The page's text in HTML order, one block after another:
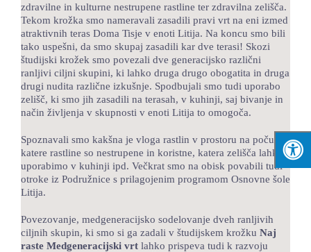
zdravilne in kulturne nestrupene rastline ter zdravilna zelišča.
Tekom krožka smo nameravali zasadili pravi vrt na eni izmed
atraktivnih teras Doma Tisje v enoti Litija. Na koncu smo bili
tako uspešni, da smo skupaj zasadili kar dve terasi! Skozi
študijski krožek smo povezali dve generacijsko različni
ranljivi ciljni skupini, ki lahko druga drugo obogatita in druga
drugi nudita različne izkušnje. Spodbujali smo tudi uporabo
zelišč, ki smo jih zasadili na terasah, v kuhinji, saj bivanje in
način življenja v skupnosti v enoti Litija to omogoča.
Spoznavali smo kakšna je vloga rastlin v prostoru na počutje,
katere rastline so nestrupene in koristne, katera zelišča lahko
uporabimo v kuhinji ipd. Večkrat smo na obisk povabili tudi
otroke iz Podružnice s prilagojenim programom Osnovne šole
Litija.
Povezovanje, medgeneracijsko sodelovanje dveh ranljivih
ciljnih skupin, ki smo si ga zadali v študijskem krožku Naj
raste Medgeneracijski vrtlahko prispeva tudi k razvoju